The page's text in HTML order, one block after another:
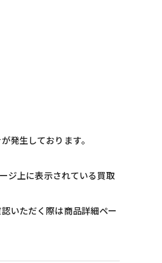
発生しております。
ジ上に表示されている買取
いただく際は商品詳細ペー